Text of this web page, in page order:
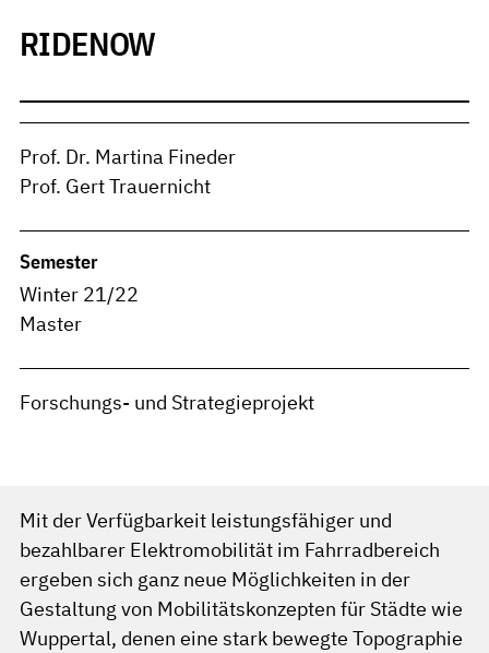
RIDENOW
Prof. Dr. Martina Fineder
Prof. Gert Trauernicht
Semester
Winter 21/22
Master
Forschungs- und Strategieprojekt
Mit der Verfügbarkeit leistungsfähiger und
bezahlbarer Elektromobilität im Fahrradbereich
ergeben sich ganz neue Möglichkeiten in der
Gestaltung von Mobilitätskonzepten für Städte wie
Wuppertal, denen eine stark bewegte Topographie